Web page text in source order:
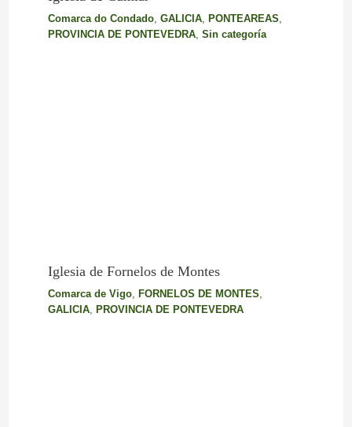
Comarca do Condado, GALICIA, PONTEAREAS,
PROVINCIA DE PONTEVEDRA, Sin categoría
Iglesia de Fornelos de Montes
Comarca de Vigo, FORNELOS DE MONTES,
GALICIA, PROVINCIA DE PONTEVEDRA